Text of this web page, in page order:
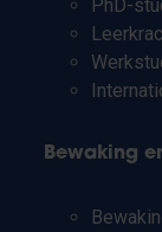
PhD-
Bewaking